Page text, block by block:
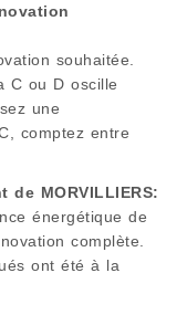
souhaitée.
C ou D oscille
une
comptez entre
de MORVILLIERS:
énergétique de
complète.
ont été à la